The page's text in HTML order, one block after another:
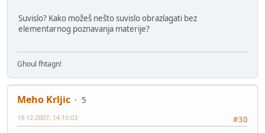
Suvislo? Kako možeš nešto suvislo obrazlagati bez
elementarnog poznavanja materije?
Ghoul fhtagn!
Meho Krljic
5
#30
19-12-2007, 14:10:03